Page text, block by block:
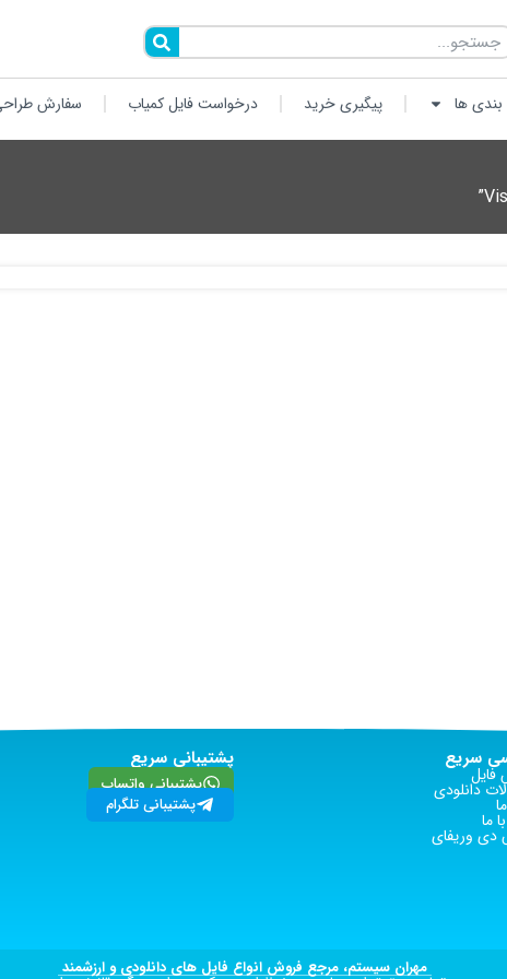
ها پیگیری خرید درخواست فایل کمیاب سفارش
سریع
فایل
دانلودی
ما
وریفای
پشتیبانی سریع
پشتیبانی واتساپ
پشتیبانی تلگرام
مهران سیستم، مرجع فروش انواع فایل های دانلودی و ارزشمند